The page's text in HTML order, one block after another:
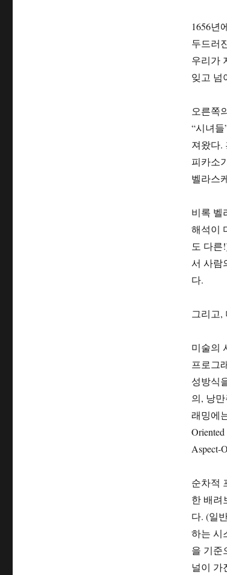
1656년
두드러
우리가
잊고 넘
오른쪽
“시녀
져왔다.
피카소
벨라스
비록 벨
해석이
도 다
서 사람
다.
그리고,
미술의
프로그
성방식
의, 낭
래밍에
Aspect-
순차적
한 배려
다. (일
하는 시
을 기준
널이 가